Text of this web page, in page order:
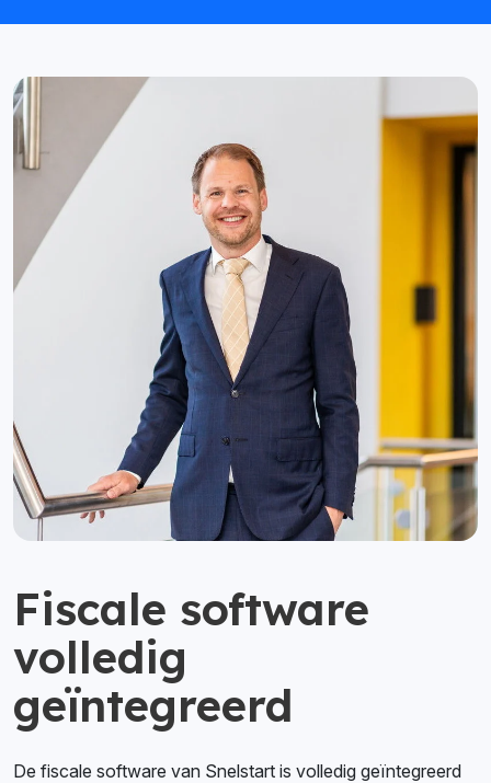
Fiscale software
volledig
geïntegreerd
De fiscale software van Snelstart is volledig geïntegreerd